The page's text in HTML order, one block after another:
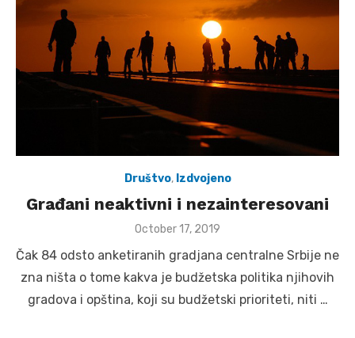
Društvo, Izdvojeno
Građani neaktivni i nezainteresovani
Posted
October 17, 2019
Čak 84 odsto anketiranih gradjana centralne Srbije ne
zna ništa o tome kakva je budžetska politika njihovih
gradova i opština, koji su budžetski prioriteti, niti …